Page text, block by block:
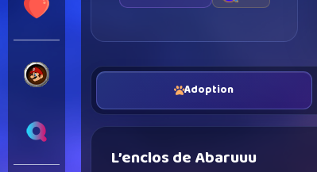
Adoption
L’enclos de Abaruuu